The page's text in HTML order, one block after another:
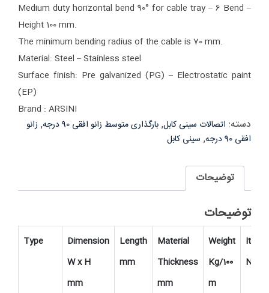
Medium duty horizontal bend 90° for cable tray – 6 Bend –
Height 100 mm.
The minimum bending radius of the cable is 70 mm.
Material: Steel – Stainless steel
Surface finish: Pre galvanized (PG) – Electrostatic paint
(EP)
Brand : ARSINI
دسته: اتصالات سینی کابل, بارگذاری متوسط زانو افقی 90 درجه , زانو
افقی 90 درجه
, سینی کابل
توضیحات
توضیحات
Type
Dimension
W x H
mm
Length
mm
Material
Thickness
mm
Weight
Kg/100
m
Item
No.